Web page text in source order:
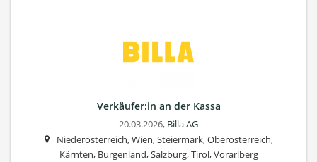
Verkäufer:in an der Kassa
20.03.2026, Billa AG
Niederösterreich, Wien, Steiermark, Oberösterreich,
Kärnten, Burgenland, Salzburg, Tirol, Vorarlberg